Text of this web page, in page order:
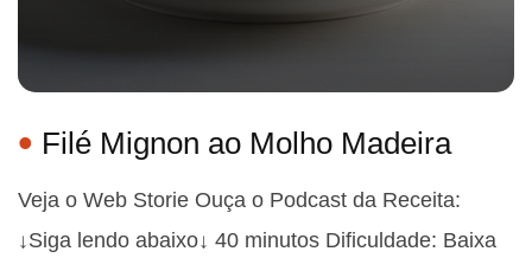
Filé Mignon ao Molho Madeira
Veja o Web Storie Ouça o Podcast da Receita:
↓Siga lendo abaixo↓ 40 minutos Dificuldade: Baixa